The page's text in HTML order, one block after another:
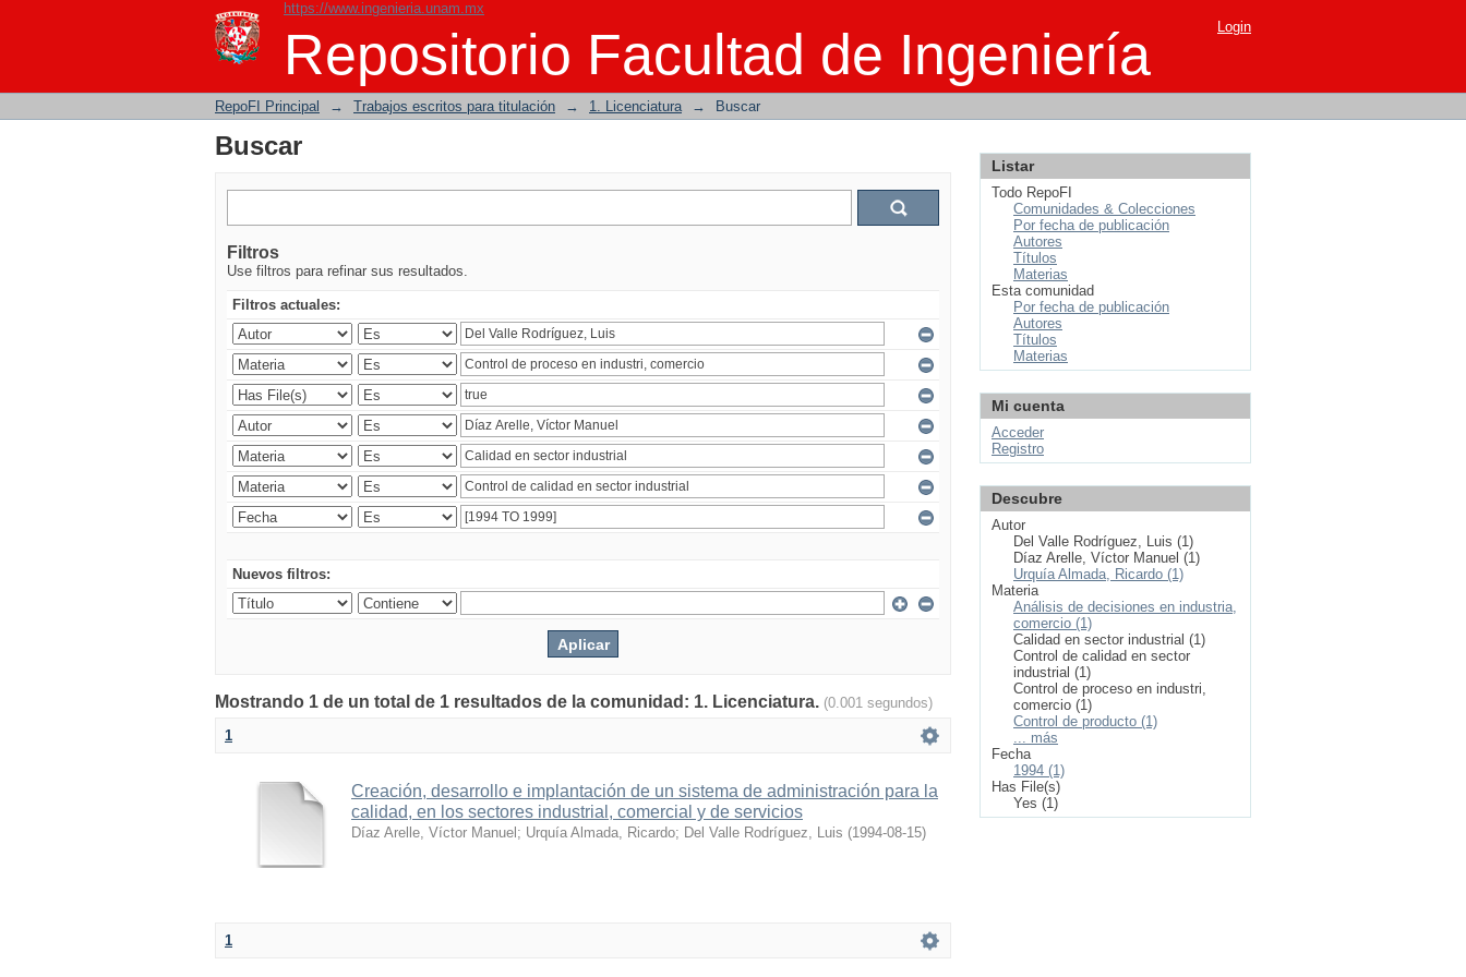
https://www.ingenieria.unam.mx
Repositorio Facultad de Ingeniería
Buscar Login
RepoFI Principal → Trabajos escritos para titulación → 1. Licenciatura → Buscar
Buscar
Filtros
Use filtros para refinar sus resultados.
Filtros actuales:
Nuevos filtros:
Mostrando 1 de un total de 1 resultados de la comunidad: 1. Licenciatura. (0.001 segundos)
1
Creación, desarrollo e implantación de un sistema de administración para la
calidad, en los sectores industrial, comercial y de servicios
Díaz Arelle, Víctor Manuel ; Urquía Almada, Ricardo; Del Valle Rodríguez, Luis (1994-08-15)
1
Listar
Todo RepoFI
Comunidades & Colecciones
Por fecha de publicación
Autores
Títulos
Materias
Esta comunidad
Por fecha de publicación
Autores
Títulos
Materias
Mi cuenta
Acceder
Registro
Descubre
Autor
Del Valle Rodríguez, Luis (1)
Díaz Arelle, Víctor Manuel (1)
Urquía Almada, Ricardo (1)
Materia
Análisis de decisiones en industria,
comercio (1)
Calidad en sector industrial (1)
Control de calidad en sector
industrial (1)
Control de proceso en industri,
comercio (1)
Control de producto (1)
... más
Fecha
1994 (1)
Has File(s)
Yes (1)